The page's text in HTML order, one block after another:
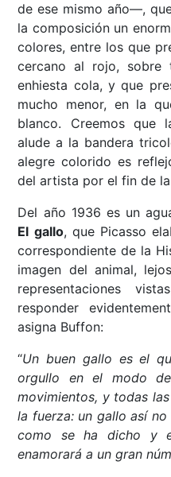
de ese mismo año—,
la composición un
colores, entre los que
cercano al rojo,
enhiesta cola, y que
mucho menor, en la
blanco. Creemos que
alude a la bandera
alegre colorido es
del artista por el fin de
Del año 1936 es un
El gallo, que Picasso
correspondiente de la
imagen del animal,
representaciones
responder
asigna Buffon:
“Un buen gallo es el
orgullo en el modo
movimientos, y todas
la fuerza: un gallo así
como se ha dicho y
enamorará a un gran